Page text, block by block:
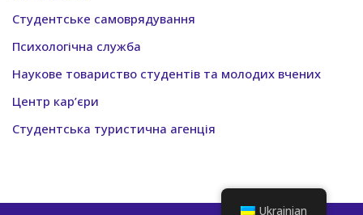
Студентське самоврядування
Психологічна служба
Наукове товариство студентів та молодих вчених
Центр кар’єри
Студентська туристична агенція
Ukrainian